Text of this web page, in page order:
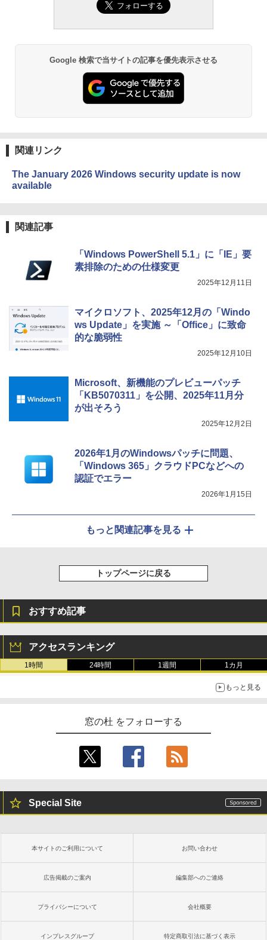
Google 検索で当サイトの記事を優先表示させる
関連リンク
The January 2026 Windows security update is now
available
関連記事
「Windows PowerShell 5.1」に「IE」要
素排除のための仕様変更
2025年12月11日
マイクロソフト、2025年12月の「Windo
ws Update」を実施 ～「Office」に致命
的な脆弱性
2025年12月10日
Microsoft、新機能のプレビューパッチ
「KB5070311」を公開、2025年11月分
が出そろう
2025年12月2日
2026年1月のWindowsパッチに問題、
「Windows 365」クラウドPCなどへの
認証でエラー
2026年1月15日
もっと関連記事を見る
トップページに戻る
おすすめ記事
アクセスランキング
1時間 24時間 1週間 1カ月
もっと見る
窓の杜 をフォローする
Special Site
本サイトのご利用について お問い合わせ
広告掲載のご案内 編集部へのご連絡
プライバシーについて 会社概要
インプレスグループ 特定商取引法に基づく表示